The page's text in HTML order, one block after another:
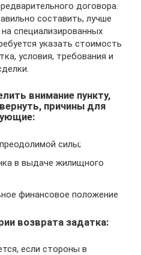
договора.
составить, лучше
специализированных
указать стоимость
условия, требования и
внимание пункту,
причины для
силы;
в выдаче жилищного
финансовое положение
возврата задатка:
если стороны в